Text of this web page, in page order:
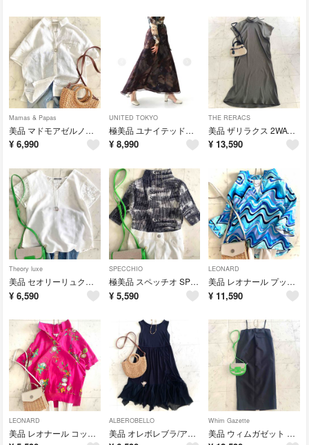
Mamas & Papas
美品 マドモアゼルノンノン リネン100% 裾レース刺繍ブラウス くるみボタン
¥ 6,990
UNITED TOKYO
極美品 ユナイテッドトウキョウ 【WEB限定】ルミネイトフレアスカート 1
¥ 8,990
THE RERACS
美品 ザリラクス 2WAYリブ切替ロングワンピース カーキグレー×ゴールド F
¥ 13,590
Theory luxe
美品 セオリーリュクス RYAN DOUBLE.WEFT レース刺繍ブラウス 白
¥ 6,590
SPECCHIO
極美品 スペッチオ SPECCHIO シャトルプリーツロゴ英字柄ブラウス 40
¥ 5,590
LEONARD
美品 レオナール プッチ柄調ウェーブハーフジップカットソーブラウス 日本製 42
¥ 11,590
LEONARD
美品 レオナール コットン100％フラワー×時計柄ポロシャツブラウス ピンク
ALBEROBELLO
美品 オレボレブラ/アルベロベロ ぶたさんアップリケ チュールフレアワンピース
Whim Gazette
美品 ウィムガゼット Whim Gazette コットンギャザーキャミワンピース